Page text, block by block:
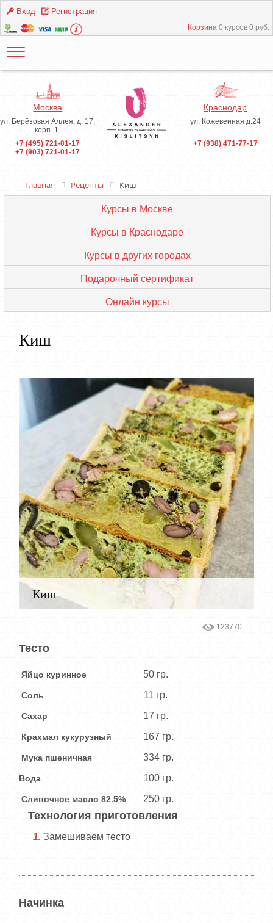
Вход Регистрация
Корзина 0 курсов 0 руб.
Москва
ул. Берёзовая Аллея, д. 17,
корп. 1.
+7 (495) 721-01-17
+7 (903) 721-01-17
Краснодар
ул. Кожевенная д.24
+7 (938) 471-77-17
Главная Рецепты Киш
Курсы в Москве
Курсы в Краснодаре
Курсы в других городах
Подарочный сертификат
Онлайн курсы
Киш
Киш
123770
Тесто
Яйцо куринное 50 гр.
Соль 11 гр.
Сахар 17 гр.
Крахмал кукурузный 167 гр.
Мука пшеничная 334 гр.
Вода 100 гр.
Сливочное масло 82.5% 250 гр.
Технология приготовления
Замешиваем тесто
Начинка